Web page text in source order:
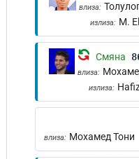
влиза:
излиза: M.
Смяна
влиза:
излиза:
влиза: Мохамед Тони